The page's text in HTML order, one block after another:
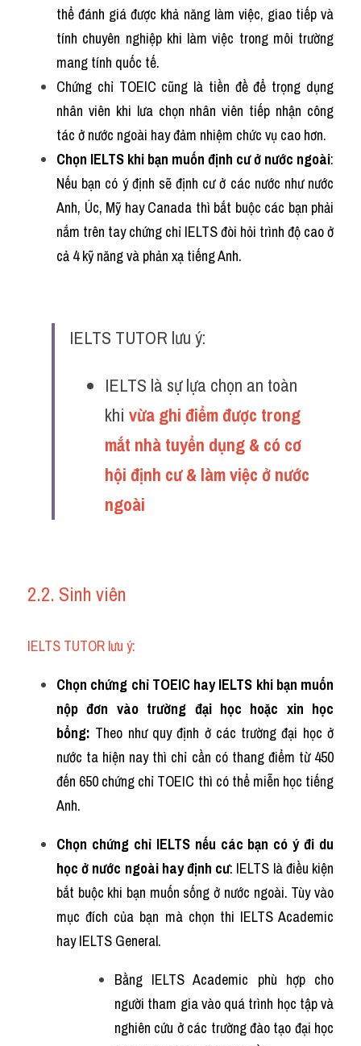
thể đánh giá được khả năng làm việc, giao tiếp và
tính chuyên nghiệp khi làm việc trong môi trường
mang tính quốc tế.
Chứng chỉ TOEIC cũng là tiền đề để trọng dụng
nhân viên khi lưa chọn nhân viên tiếp nhận công
tác ở nước ngoài hay đảm nhiệm chức vụ cao hơn.
Chọn IELTS khi bạn muốn định cư ở nước ngoài:
Nếu bạn có ý định sẽ định cư ở các nước như nước
Anh, Úc, Mỹ hay Canada thì bắt buộc các bạn phải
nắm trên tay chứng chỉ IELTS đòi hỏi trình độ cao ở
cả 4 kỹ năng và phản xạ tiếng Anh.
IELTS TUTOR lưu ý:
IELTS là sự lựa chọn an toàn
khi vừa ghi điểm được trong
mắt nhà tuyển dụng & có cơ
hội định cư & làm việc ở nước
ngoài
2.2. Sinh viên
IELTS TUTOR lưu ý:
Chọn chứng chỉ TOEIC hay IELTS khi bạn muốn
nộp đơn vào trường đại học hoặc xin học
bổng: Theo như quy định ở các trường đại học ở
nước ta hiện nay thì chỉ cần có thang điểm từ 450
đến 650 chứng chỉ TOEIC thì có thể miễn học tiếng
Anh.
Chọn chứng chỉ IELTS nếu các bạn có ý đi du
học ở nước ngoài hay định cư: IELTS là điều kiện
bắt buộc khi bạn muốn sống ở nước ngoài. Tùy vào
mục đích của bạn mà chọn thi IELTS Academic
hay IELTS General.
Bằng IELTS Academic phù hợp cho
người tham gia vào quá trình học tập và
nghiên cứu ở các trường đào tạo đại học